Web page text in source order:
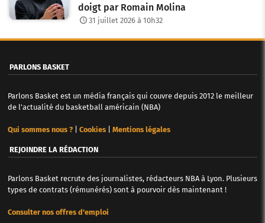
doigt par Romain Molina
31 juillet 2026 à 10h32
PARLONS BASKET
Parlons Basket est un média français qui couvre depuis 2012 le meilleur
de l'actualité du basketball américain (NBA)
Qui sommes nous ?| Cookies| Mentions légales
REJOINDRE LA RÉDACTION
Parlons Basket recrute des journalistes, rédacteurs NBA à Lyon. Plusieurs
types de contrats (rémunérés) sont à pourvoir dès maintenant !
Consulter nos offres d'emploi